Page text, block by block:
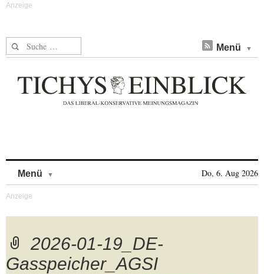
Suche nach: Menü
Menü Do, 6. Aug 2026
2026-01-19_DE-
Gasspeicher_AGSI